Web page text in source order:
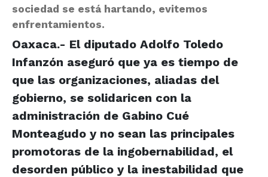
sociedad se está hartando, evitemos
enfrentamientos.
Oaxaca.- El diputado Adolfo Toledo
Infanzón aseguró que ya es tiempo de
que las organizaciones, aliadas del
gobierno, se solidaricen con la
administración de Gabino Cué
Monteagudo y no sean las principales
promotoras de la ingobernabilidad, el
desorden público y la inestabilidad que